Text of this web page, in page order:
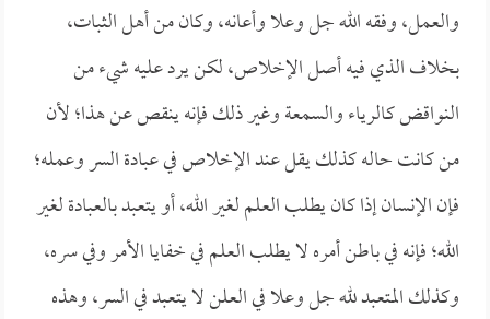
والعمل، وفقه الله جل وعلا وأعانه، وكان من أهل الثبات،
بخلاف الذي فيه أصل الإخلاص، لكن يرد عليه شيء من
النواقض كالرياء والسمعة وغير ذلك فإنه ينقص عن هذا؛ لأن
من كانت حاله كذلك يقل عند الإخلاص في عبادة السر وعمله؛
فإن الإنسان إذا كان يطلب العلم لغير الله، أو يتعبد بالعبادة لغير
الله؛ فإنه في باطن أمره لا يطلب العلم في خفايا الأمر وفي سره،
وكذلك المتعبد لله جل وعلا في العلن لا يتعبد في السر، وهذه